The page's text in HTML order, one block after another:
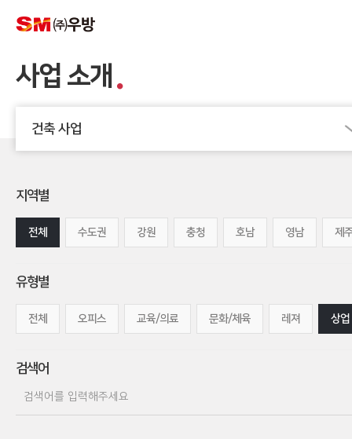
사업 소개
건축 사업
지역별
전체 수도권 강원 충청 호남 영남 제
유형별
전체 오피스 교육/의료 문화/체육 레져 상업
검색어